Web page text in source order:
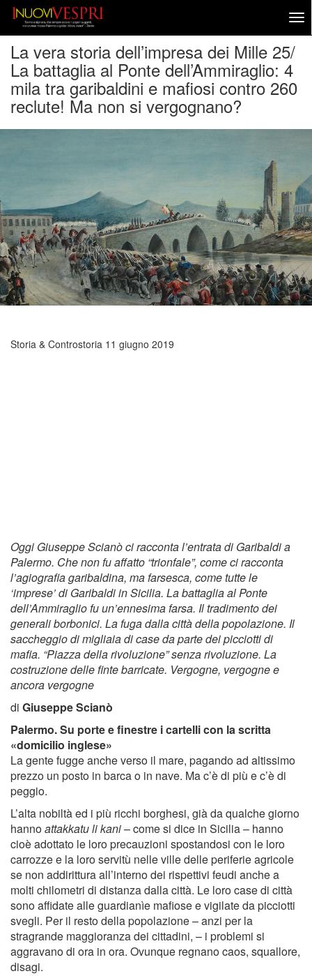
La vera storia dell’impresa dei Mille 25/
La battaglia al Ponte dell’Ammiraglio: 4
mila tra garibaldini e mafiosi contro 260
reclute! Ma non si vergognano?
Storia & Controstoria 11 giugno 2019
Oggi Giuseppe Scianò ci racconta l’entrata di Garibaldi a
Palermo. Che non fu affatto “trionfale”, come ci racconta
l’agiografia garibaldina, ma farsesca, come tutte le
‘imprese’ di Garibaldi in Sicilia. La battaglia al Ponte
dell’Ammiraglio fu un’ennesima farsa. Il tradimento dei
generali borbonici. La fuga dalla città della popolazione. Il
saccheggio di migliaia di case da parte dei picciotti di
mafia. “Piazza della rivoluzione” senza rivoluzione. La
costruzione delle finte barricate. Vergogne, vergogne e
ancora vergogne
di Giuseppe Scianò
Palermo. Su porte e ﬁnestre i cartelli con la scritta
«domicilio inglese»
La gente fugge anche verso il mare, pagando ad altissimo
prezzo un posto in barca o in nave. Ma c’è di più e c’è di
peggio.
L’alta nobiltà ed i più ricchi borghesi, già da qualche giorno
hannoattakkatu li kani– come si dice in Sicilia – hanno
cioè adottato le loro precauzioni spostandosi con le loro
carrozze e la loro servitù nelle ville delle periferie agricole
se non addirittura all’interno dei rispettivi feudi anche a
molti chilometri di distanza dalla città. Le loro case di città
sono afﬁdate alle guardianìe maﬁose e vigilate da picciotti
svegli. Per il resto della popolazione – anzi per la
stragrande maggioranza dei cittadini, – i problemi si
aggravano di ora in ora. Ovunque regnano caos, squallore,
disagi.